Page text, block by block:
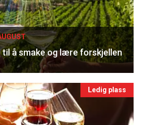
til å smake og lære forskjellen
Ledig plass